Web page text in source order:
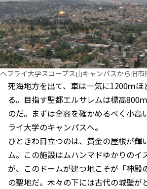
ヘブライ大学スコープス山キャンパスから旧市
死海地方を出て、車は一気に1200ｍほ
る。目指す聖都エルサレムは標高800
のだ。まずは全容を確かめるべく小高
ライ大学のキャンパスへ。
ひときわ目立つのは、黄金の屋根が輝
ム。この施設はムハンマドゆかりのイ
が、このドームが建つ地こそが「神殿
の聖地だ。木々の下には古代の城壁が